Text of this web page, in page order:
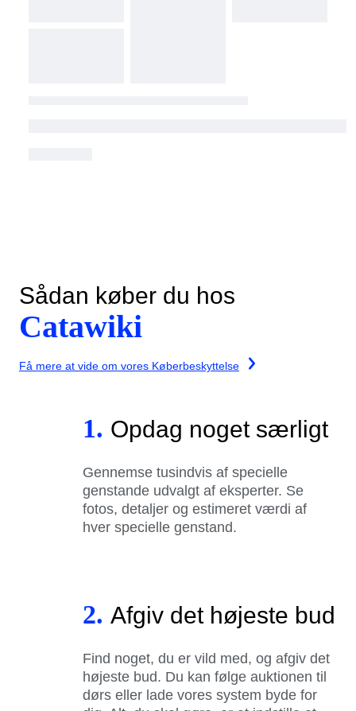
Sådan køber du hos
Catawiki
Få mere at vide om vores Køberbeskyttelse
1. Opdag noget særligt
Gennemse tusindvis af specielle
genstande udvalgt af eksperter. Se
fotos, detaljer og estimeret værdi af
hver specielle genstand.
2. Afgiv det højeste bud
Find noget, du er vild med, og afgiv det
højeste bud. Du kan følge auktionen til
dørs eller lade vores system byde for